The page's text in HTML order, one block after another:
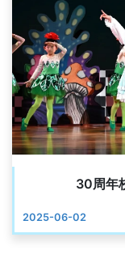
30周年
2025-06-02